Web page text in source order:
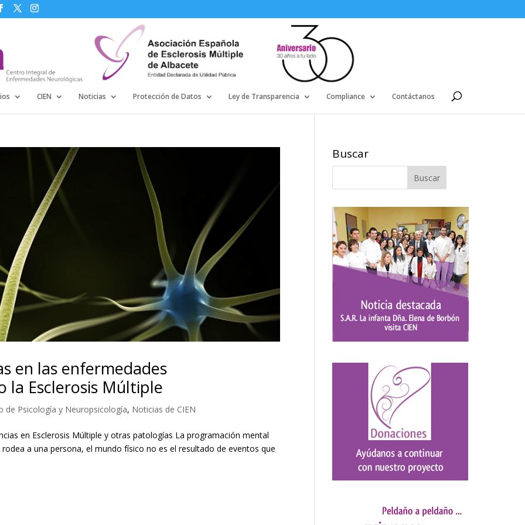
CIEN Noticias Protección de Datos Ley de Transparencia Compliance Contáctanos
en las enfermedades
la Esclerosis Múltiple
de Psicología y Neuropsicología, Noticias de CIEN
en Esclerosis Múltiple y otras patologías La programación mental
a una persona, el mundo físico no es el resultado de eventos que
Buscar